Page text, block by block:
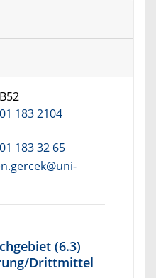
183 2104
183 32 65
(6.3)
Drittmittel